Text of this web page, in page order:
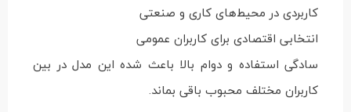
کاربردی در محیط‌های کاری و صنعتی
انتخابی اقتصادی برای کاربران عمومی
سادگی استفاده و دوام بالا باعث شده این مدل در بین
کاربران مختلف محبوب باقی بماند.